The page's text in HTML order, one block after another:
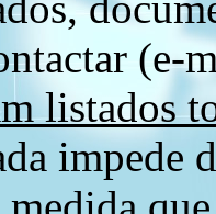
(e-
listados
impede